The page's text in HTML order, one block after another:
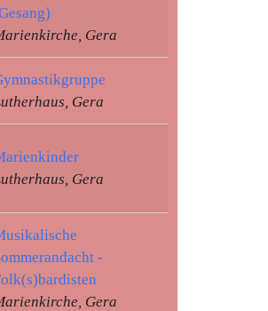
Gera
Gera
Gera
-
Gera